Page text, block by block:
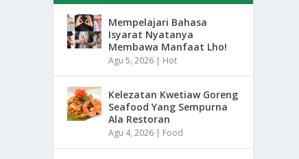
Mempelajari Bahasa
Isyarat Nyatanya
Membawa Manfaat Lho!
Agu 5, 2026 | Hot
Kelezatan Kwetiaw Goreng
Seafood Yang Sempurna
Ala Restoran
Agu 4, 2026 | Food